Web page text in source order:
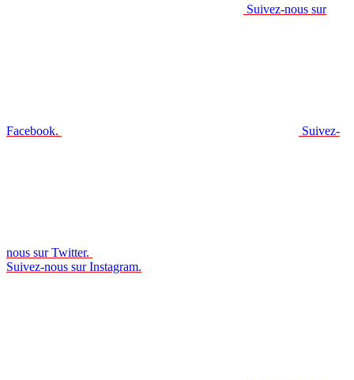
Suivez-nous sur
Facebook. Suivez-
nous sur Twitter.
Suivez-nous sur Instagram.